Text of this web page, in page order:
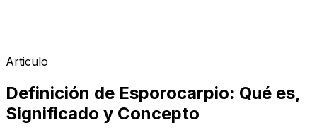
Articulo
Definición de Esporocarpio: Qué es,
Significado y Concepto